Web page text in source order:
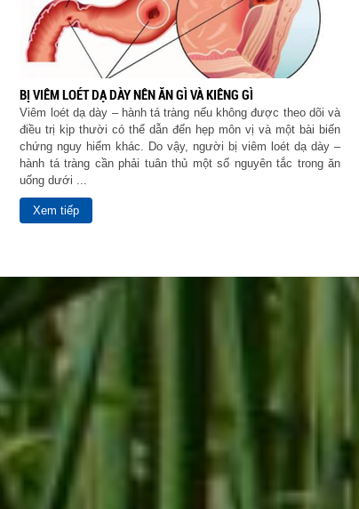
BỊ VIÊM LOÉT DẠ DÀY NÊN ĂN GÌ VÀ KIÊNG GÌ
Viêm loét dạ dày – hành tá tràng nếu không được theo dõi và
điều trị kịp thười có thể dẫn đến hẹp môn vị và một bài biến
chứng nguy hiểm khác. Do vậy, người bị viêm loét dạ dày –
hành tá tràng cần phải tuân thủ một số nguyên tắc trong ăn
uống dưới ...
Xem tiếp